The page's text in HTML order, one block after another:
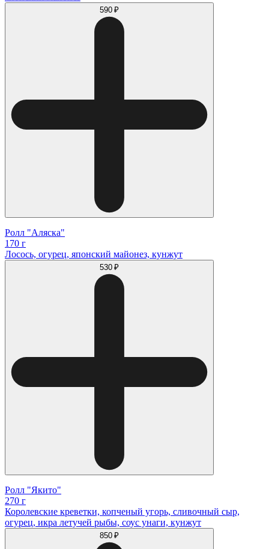
590 ₽
Ролл "Аляска"
170 г
Лосось, огурец, японский майонез, кунжут
530 ₽
Ролл "Якито"
270 г
Королевские креветки, копченый угорь, сливочный сыр,
огурец, икра летучей рыбы, соус унаги, кунжут
850 ₽